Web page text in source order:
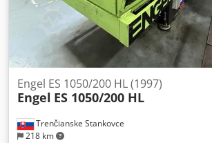
Trenčianske Stankovce
218 km
Engel ES 1050/200 HL (1997)
Engel ES 1050/200 HL